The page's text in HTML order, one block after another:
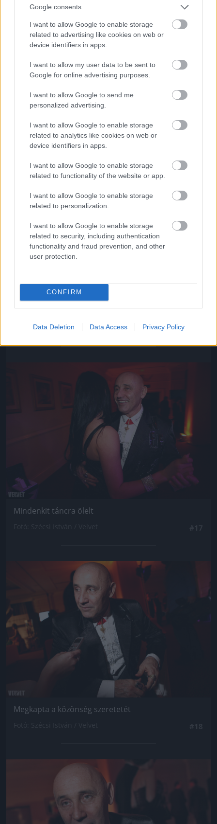
Google consents
I want to allow Google to enable storage
related to advertising like cookies on web or
device identifiers in apps.
I want to allow my user data to be sent to
Google for online advertising purposes.
I want to allow Google to send me
personalized advertising.
I want to allow Google to enable storage
related to analytics like cookies on web or
device identifiers in apps.
I want to allow Google to enable storage
related to functionality of the website or app.
I want to allow Google to enable storage
related to personalization.
I want to allow Google to enable storage
related to security, including authentication
functionality and fraud prevention, and other
user protection.
CONFIRM
Data Deletion Data Access Privacy Policy
Fotó: Szécsi István / Velvet
Jön még kép!
Fotó: Szécsi István / Velvet
Jön még kép!
Mindenkit táncra ölelt
Jön még kép!
Megkapta a közönség szeretetét
Jön még kép!